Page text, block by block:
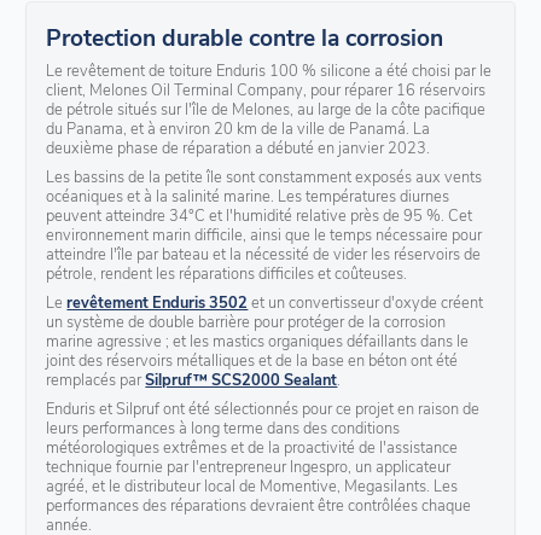
Protection durable contre la corrosion
Le revêtement de toiture Enduris 100 % silicone a été choisi par le
client, Melones Oil Terminal Company, pour réparer 16 réservoirs
de pétrole situés sur l'île de Melones, au large de la côte pacifique
du Panama, et à environ 20 km de la ville de Panamá. La
deuxième phase de réparation a débuté en janvier 2023.
Les bassins de la petite île sont constamment exposés aux vents
océaniques et à la salinité marine. Les températures diurnes
peuvent atteindre 34°C et l'humidité relative près de 95 %. Cet
environnement marin difficile, ainsi que le temps nécessaire pour
atteindre l'île par bateau et la nécessité de vider les réservoirs de
pétrole, rendent les réparations difficiles et coûteuses.
Lerevêtement Enduris 3502 et un convertisseur d'oxyde créent
un système de double barrière pour protéger de la corrosion
marine agressive ; et les mastics organiques défaillants dans le
joint des réservoirs métalliques et de la base en béton ont été
remplacés parSilpruf™ SCS2000 Sealant
Enduris et Silpruf ont été sélectionnés pour ce projet en raison de
leurs performances à long terme dans des conditions
météorologiques extrêmes et de la proactivité de l'assistance
technique fournie par l'entrepreneur Ingespro, un applicateur
agréé, et le distributeur local de Momentive, Megasilants. Les
performances des réparations devraient être contrôlées chaque
année.